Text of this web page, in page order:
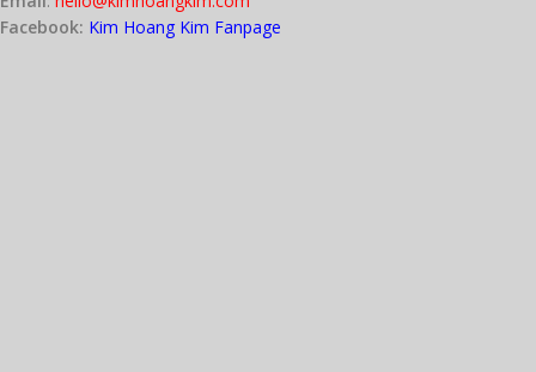
Facebook: Kim Hoang Kim Fanpage